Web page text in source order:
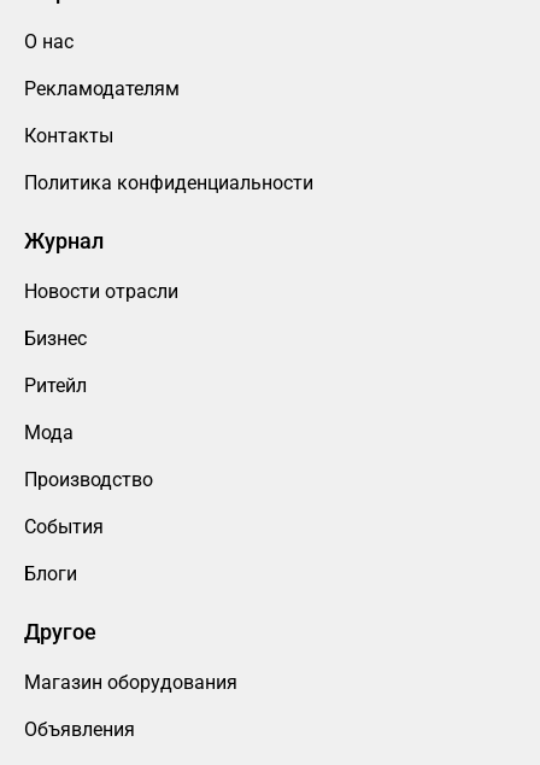
О нас
Рекламодателям
Контакты
Политика конфиденциальности
Журнал
Новости отрасли
Бизнес
Ритейл
Мода
Производство
События
Блоги
Другое
Магазин оборудования
Объявления